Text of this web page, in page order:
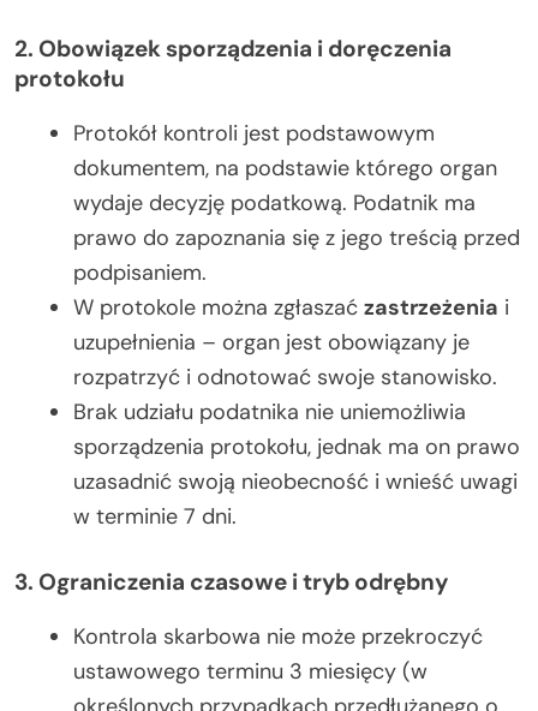
2. Obowiązek sporządzenia i doręczenia
protokołu
Protokół kontroli jest podstawowym
dokumentem, na podstawie którego organ
wydaje decyzję podatkową. Podatnik ma
prawo do zapoznania się z jego treścią przed
podpisaniem.
W protokole można zgłaszać zastrzeżenia i
uzupełnienia – organ jest obowiązany je
rozpatrzyć i odnotować swoje stanowisko.
Brak udziału podatnika nie uniemożliwia
sporządzenia protokołu, jednak ma on prawo
uzasadnić swoją nieobecność i wnieść uwagi
w terminie 7 dni.
3. Ograniczenia czasowe i tryb odrębny
Kontrola skarbowa nie może przekroczyć
ustawowego terminu 3 miesięcy (w